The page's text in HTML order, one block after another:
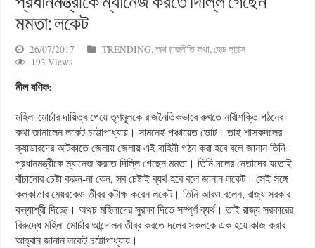
মমতা: লকেট
26/07/2017 TRENDING,অথ রাজনীতি কথা,হেড লাইন্স
193 Views
নীল বণিক:
মহিলা মোর্চার দায়িত্ব পেয়ে তৃণমূলকে রাজনৈতিকভাবে রুখতে নারীশক্তি গঠনের
কথা জানালেন লকেট চট্টোপাধ্যায়। সামনেই পঞ্চায়েত ভোট। তাই শাসকদলের
ক্যাডারদের আটকাতে জেলায় জেলায় এই বাহিনী গঠন করা হবে বলে জানান তিনি।
প্রধানমন্ত্রীকে ম্যানেজ করতে দিল্লি গেছেন মমতা। তিনি দলের নেতাদের যতোই
বাঁচানোর চেষ্টা করুন-না কেন, সব চেষ্টাই ব্যর্থ হবে বলে জানান লকেট। সেই সঙ্গে
কলকাতার মেয়রকেও তীব্র কটাক্ষ করেন লকেট। তিনি আরও বলেন, রাজ্য সরকার
কন্যাশ্রী দিচ্ছে। অথচ মহিলাদের সুরক্ষা দিতে সম্পূর্ণ ব্যর্থ। তাই রাজ্য সরকারের
বিরুদ্ধে মহিলা মোর্চার আন্দোলন তীব্র করতে দলের সকলকে এক হয়ে কাজ করার
আহ্বান জানান লকেট চট্টোপাধ্যায়।